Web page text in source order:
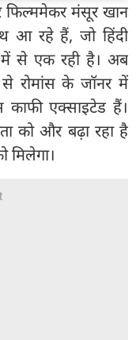
मंसूर खान
आ रहे हैं, जो हिंदी
में से एक रही है। अब
रोमांस के जॉनर में
एक्साइटेड हैं।
को और बढ़ा रहा है
मिलेगा।